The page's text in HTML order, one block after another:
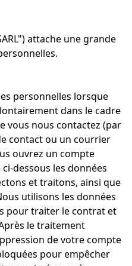
attache une grande
personnelles lorsque
dans le cadre
vous nous contactez (par
contact ou un courrier
ouvrez un compte
dessous les données
et traitons, ainsi que
utilisons les données
pour traiter le contrat et
le traitement
de votre compte
pour empêcher